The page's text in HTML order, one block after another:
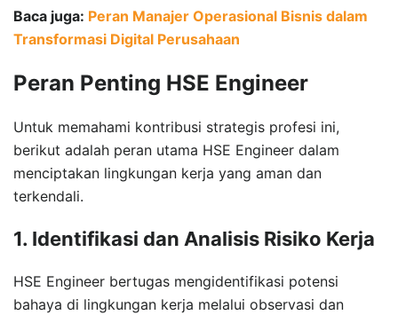
Baca juga: Peran Manajer Operasional Bisnis dalam
Transformasi Digital Perusahaan
Peran Penting HSE Engineer
Untuk memahami kontribusi strategis profesi ini,
berikut adalah peran utama HSE Engineer dalam
menciptakan lingkungan kerja yang aman dan
terkendali.
1. Identifikasi dan Analisis Risiko Kerja
HSE Engineer bertugas mengidentifikasi potensi
bahaya di lingkungan kerja melalui observasi dan